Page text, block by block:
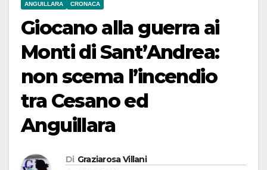
ANGUILLARA CRONACA
Giocano alla guerra ai
Monti di Sant’Andrea:
non scema l’incendio
tra Cesano ed
Anguillara
Di Graziarosa Villani